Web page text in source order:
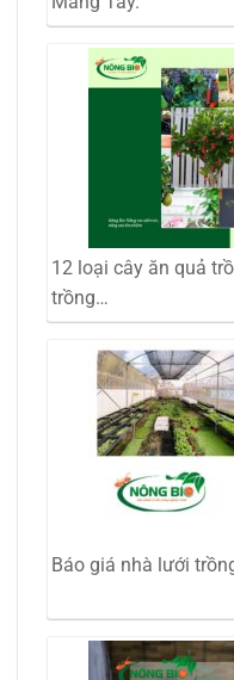
12 loại cây ăn quả
trồng…
Báo giá nhà lưới